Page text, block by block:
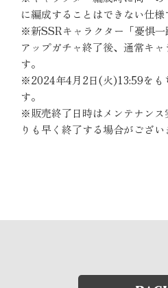
に編成することはできない仕様
※新SSRキャラクター「憂惧一
アップガチャ終了後、通常キ
す。
※2024年4月2日(火)13:59をも
す。
※販売終了日時はメンテナンス
りも早く終了する場合がござい